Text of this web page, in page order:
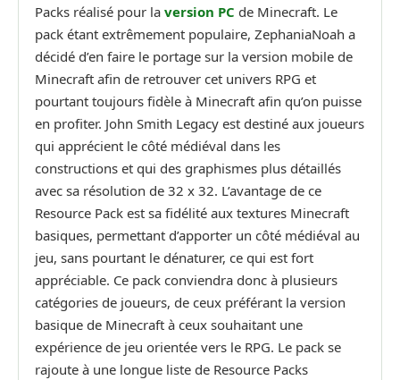
Packs réalisé pour la version PC de Minecraft. Le
pack étant extrêmement populaire, ZephaniaNoah a
décidé d’en faire le portage sur la version mobile de
Minecraft afin de retrouver cet univers RPG et
pourtant toujours fidèle à Minecraft afin qu’on puisse
en profiter. John Smith Legacy est destiné aux joueurs
qui apprécient le côté médiéval dans les
constructions et qui des graphismes plus détaillés
avec sa résolution de 32 x 32. L’avantage de ce
Resource Pack est sa fidélité aux textures Minecraft
basiques, permettant d’apporter un côté médiéval au
jeu, sans pourtant le dénaturer, ce qui est fort
appréciable. Ce pack conviendra donc à plusieurs
catégories de joueurs, de ceux préférant la version
basique de Minecraft à ceux souhaitant une
expérience de jeu orientée vers le RPG. Le pack se
rajoute à une longue liste de Resource Packs